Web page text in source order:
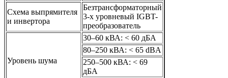
Схема выпрямителя
и инвертора
Безтрансформаторный
3-х уровневый IGBT-
преобразователь
Уровень шума
30–60 кВА: < 60 дБA
80–250 кВА: < 65 dBA
250–500 кВА: < 69
дБA